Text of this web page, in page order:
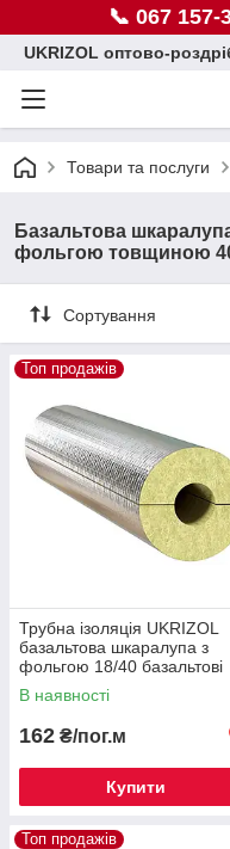
📞 067 157-
UKRIZOL оптово-
Товари та послуги
Базальтова
фольгою товщиною
Сортування
Топ продажів
Трубна ізоляція UKRIZOL
базальтова шкаралупа з
фольгою 18/40 базальтові
циліндри
В наявності
162 ₴/пог.м
Купити
Топ продажів